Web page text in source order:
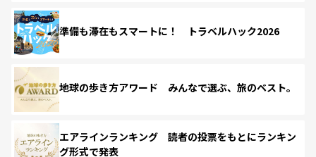
準備も滞在もスマートに！ トラベルハック2026
地球の歩き方アワード みんなで選ぶ、旅のベスト。
エアラインランキング 読者の投票をもとにランキン
グ形式で発表